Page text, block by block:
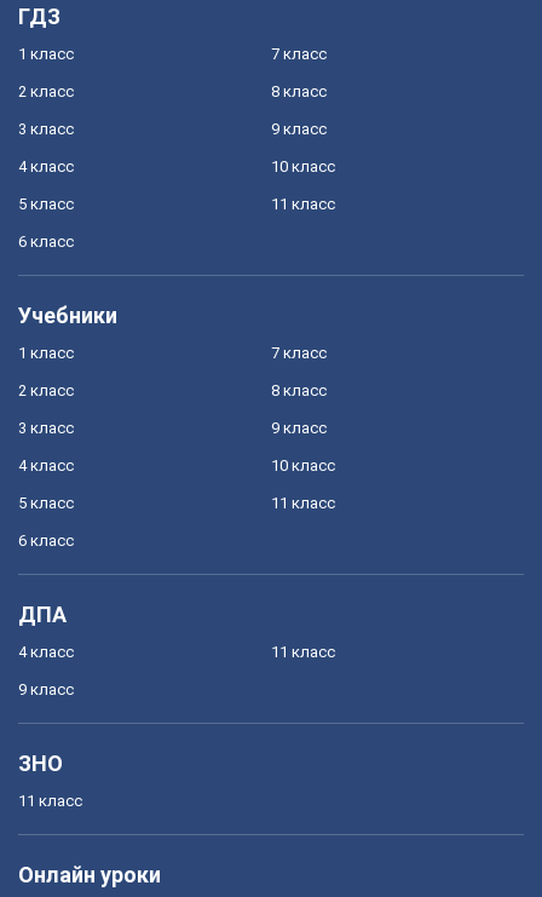
ГДЗ
1 класс
2 класс
3 класс
4 класс
5 класс
6 класс
7 класс
8 класс
9 класс
10 класс
11 класс
Учебники
1 класс
2 класс
3 класс
4 класс
5 класс
6 класс
7 класс
8 класс
9 класс
10 класс
11 класс
ДПА
4 класс
9 класс
11 класс
ЗНО
11 класс
Онлайн уроки